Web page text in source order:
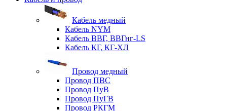
Кабель медный
Кабель NYM
Кабель ВВГ, ВВГнг-LS
Кабель КГ, КГ-ХЛ
Провод медный
Провод ПВС
Провод ПуВ
Провод ПуГВ
Провод РКГМ